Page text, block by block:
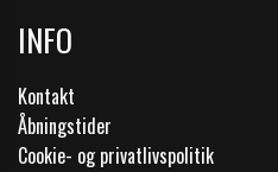
INFO
Kontakt
Åbningstider
Cookie- og privatlivspolitik